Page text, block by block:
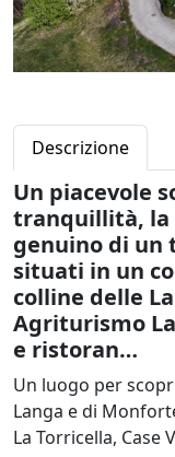
Descrizione
Un piacevole
tranquillità, la
genuino di un
situati in un
colline delle
Agriturismo
e ristoran…
Un luogo per
Langa e di
La Torricella, Case